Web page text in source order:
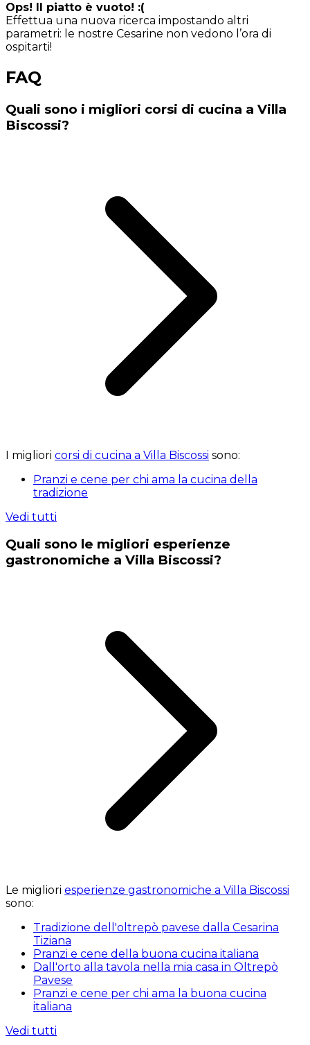
Ops! Il piatto è vuoto! :(
Effettua una nuova ricerca impostando altri
parametri: le nostre Cesarine non vedono l’ora di
ospitarti!
FAQ
Quali sono i migliori corsi di cucina a Villa
Biscossi?
I migliori corsi di cucina a Villa Biscossi sono:
Pranzi e cene per chi ama la cucina della
tradizione
Vedi tutti
Quali sono le migliori esperienze
gastronomiche a Villa Biscossi?
Le migliori esperienze gastronomiche a Villa Biscossi
sono:
Tradizione dell'oltrepò pavese dalla Cesarina
Tiziana
Pranzi e cene della buona cucina italiana
Dall'orto alla tavola nella mia casa in Oltrepò
Pavese
Pranzi e cene per chi ama la buona cucina
italiana
Vedi tutti